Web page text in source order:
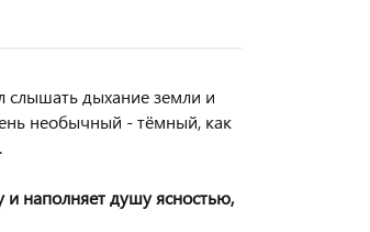
слышать дыхание земли и
необычный - тёмный, как
и наполняет душу ясностью,